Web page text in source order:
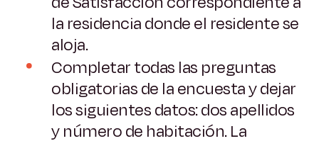
la residencia donde el residente se
aloja.
Completar todas las preguntas
obligatorias de la encuesta y dejar
los siguientes datos: dos apellidos
y número de habitación. La